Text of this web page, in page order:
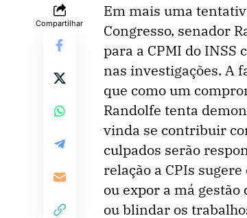
Compartilhar
Em mais uma
Congresso, senador
para a CPMI do
nas investigações. A
que como um
Randolfe tenta
vinda se contribuir
culpados serão
relação a CPIs
ou expor a má
ou blindar os